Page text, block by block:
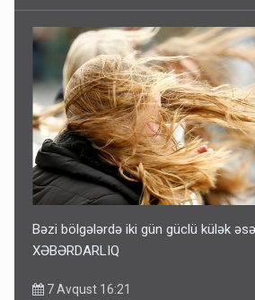
Bəzi bölgələrdə iki gün güclü külək
XƏBƏRDARLIQ
7 Avqust 16:21